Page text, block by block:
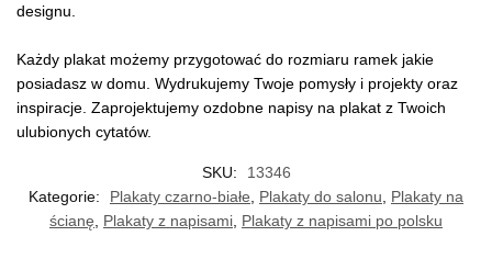
designu.
Każdy plakat możemy przygotować do rozmiaru ramek jakie
posiadasz w domu. Wydrukujemy Twoje pomysły i projekty oraz
inspiracje. Zaprojektujemy ozdobne napisy na plakat z Twoich
ulubionych cytatów.
SKU:
13346
Kategorie:
Plakaty czarno-białe Plakaty do salonu
Plakaty na
ścianę
Plakaty z napisami Plakaty z napisami po polsku